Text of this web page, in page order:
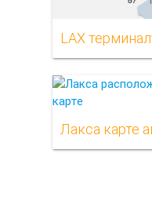
LAX
Лакса карте